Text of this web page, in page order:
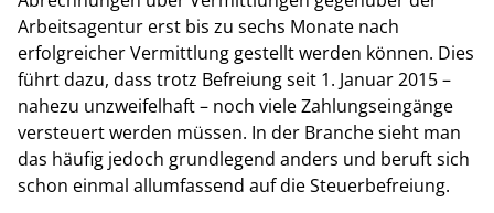
Arbeitsagentur erst bis zu sechs Monate nach
erfolgreicher Vermittlung gestellt werden können. Dies
führt dazu, dass trotz Befreiung seit 1. Januar 2015 –
nahezu unzweifelhaft – noch viele Zahlungseingänge
versteuert werden müssen. In der Branche sieht man
das häufig jedoch grundlegend anders und beruft sich
schon einmal allumfassend auf die Steuerbefreiung.